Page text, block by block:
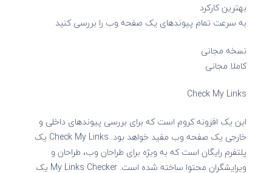
بهترین کارکرد
به سرعت تمام پیوندهای یک صفحه وب را بررسی کنید
نسخه مجانی
کاملا مجانی
Check My Links
این یک افزونه کروم است که برای بررسی پیوندهای داخلی و
خارجی یک صفحه وب مفید خواهد بود. Check My Links یک
پلتفرم رایگان است که به ویژه برای طراحان وب، طراحان و
ویرایشگران محتوا ساخته شده است. My Links Checker یک